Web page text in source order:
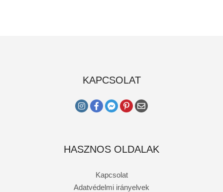
KAPCSOLAT
HASZNOS OLDALAK
Kapcsolat
Adatvédelmi irányelvek